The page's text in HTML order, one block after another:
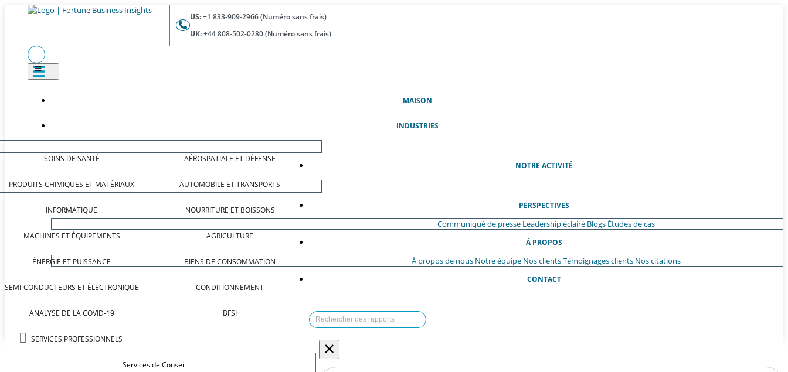
US:+1 833-909-2966 (Numéro sans frais)
UK:+44 808-502-0280 (Numéro sans frais)
MAISON(ACTUEL)
INDUSTRIES
SOINS DE SANTÉ
PRODUITS CHIMIQUES ET MATÉRIAUX
INFORMATIQUE
MACHINES ET ÉQUIPEMENTS
ÉNERGIE ET PUISSANCE
SEMI-CONDUCTEURS ET ÉLECTRONIQUE
ANALYSE DE LA COVID-19
SERVICES PROFESSIONNELS
AÉROSPATIALE ET DÉFENSE
AUTOMOBILE ET TRANSPORTS
NOURRITURE ET BOISSONS
AGRICULTURE
BIENS DE CONSOMMATION
CONDITIONNEMENT
BFSI
NOTRE ACTIVITÉ
Services de Conseil
PERSPECTIVES
Communiqué de presse Leadership éclairé Blogs Études de cas
À PROPOS
À propos de nous Notre équipe Nos clientsTémoignages clients Nos citations
CONTACT
×